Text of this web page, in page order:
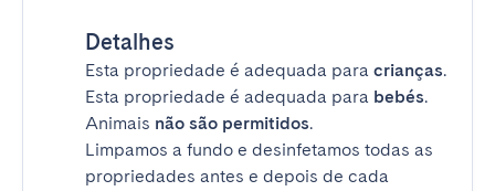
Detalhes
Esta propriedade é adequada para crianças.
Esta propriedade é adequada para bebés.
Animais não são permitidos.
Limpamos a fundo e desinfetamos todas as
propriedades antes e depois de cada